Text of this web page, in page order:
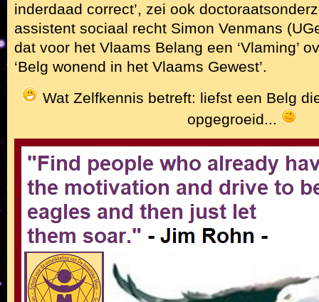
inderdaad correct’, zei ook
assistent sociaal recht Simon Venmans
dat voor het Vlaams Belang een ‘Vlaming’
‘Belg wonend in het Vlaams Gewest’.
Wat Zelfkennis betreft: liefst een Belg
opgegroeid...